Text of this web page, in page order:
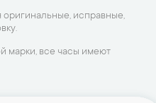
оригинальные, исправные,
марки, все часы имеют